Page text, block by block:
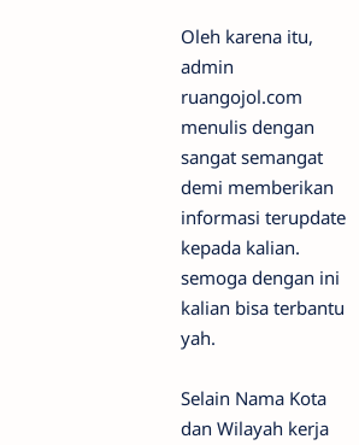
Oleh karena itu,
admin
ruangojol.com
menulis dengan
sangat semangat
demi memberikan
informasi terupdate
kepada kalian.
semoga dengan ini
kalian bisa terbantu
yah.
Selain Nama Kota
dan Wilayah kerja